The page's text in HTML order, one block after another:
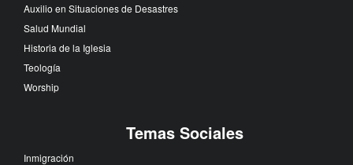
Auxilio en Situaciones de Desastres
Salud Mundial
Historia de la Iglesia
Teología
Worship
Temas Sociales
Inmigración